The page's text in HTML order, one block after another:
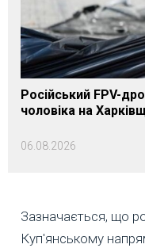
Російський FPV-
чоловіка на
06.08.2026
Зазначається, що
Куп'янському